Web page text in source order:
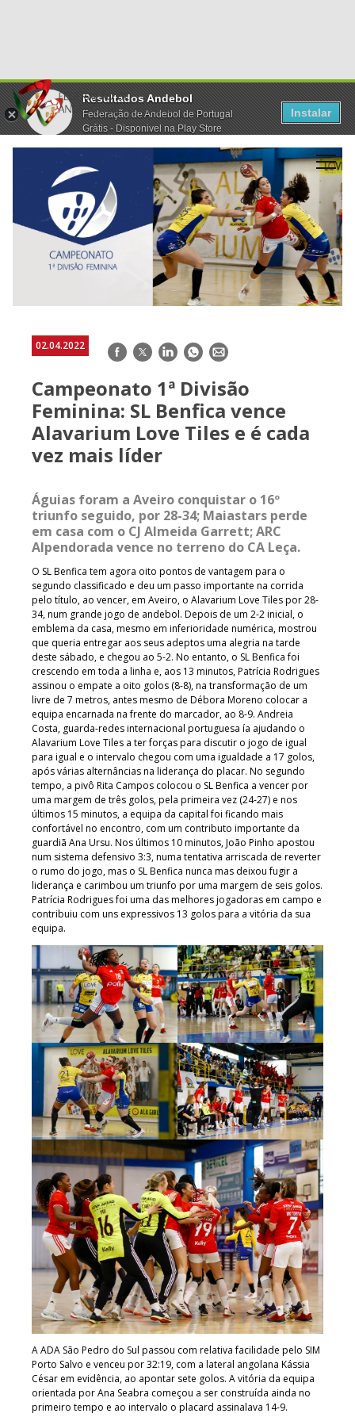
Resultados Andebol
Federação de Andebol de Portugal
Grátis - Disponivel na Play Store
Instalar
02.04.2022 Facebook
TwitterLinkedInWhatsApp
E-
Campeonato 1ª Divisão
Feminina: SL Benfica vence
Alavarium Love Tiles e é cada
vez mais líder
Águias foram a Aveiro conquistar o 16º
triunfo seguido, por 28-34; Maiastars perde
em casa com o CJ Almeida Garrett; ARC
Alpendorada vence no terreno do CA Leça.
O SL Benfica tem agora oito pontos de vantagem para o
segundo classificado e deu um passo importante na corrida
pelo título, ao vencer, em Aveiro, o Alavarium Love Tiles por 28-
34, num grande jogo de andebol. Depois de um 2-2 inicial, o
emblema da casa, mesmo em inferioridade numérica, mostrou
que queria entregar aos seus adeptos uma alegria na tarde
deste sábado, e chegou ao 5-2. No entanto, o SL Benfica foi
crescendo em toda a linha e, aos 13 minutos, Patrícia Rodrigues
assinou o empate a oito golos (8-8), na transformação de um
livre de 7 metros, antes mesmo de Débora Moreno colocar a
equipa encarnada na frente do marcador, ao 8-9. Andreia
Costa, guarda-redes internacional portuguesa ía ajudando o
Alavarium Love Tiles a ter forças para discutir o jogo de igual
para igual e o intervalo chegou com uma igualdade a 17 golos,
após várias alternâncias na liderança do placar. No segundo
tempo, a pivô Rita Campos colocou o SL Benfica a vencer por
uma margem de três golos, pela primeira vez (24-27) e nos
últimos 15 minutos, a equipa da capital foi ficando mais
confortável no encontro, com um contributo importante da
guardiã Ana Ursu. Nos últimos 10 minutos, João Pinho apostou
num sistema defensivo 3:3, numa tentativa arriscada de reverter
o rumo do jogo, mas o SL Benfica nunca mas deixou fugir a
liderança e carimbou um triunfo por uma margem de seis golos.
Patrícia Rodrigues foi uma das melhores jogadoras em campo e
contribuiu com uns expressivos 13 golos para a vitória da sua
equipa.
A ADA São Pedro do Sul passou com relativa facilidade pelo SIM
Porto Salvo e venceu por 32:19, com a lateral angolana Kássia
César em evidência, ao apontar sete golos. A vitória da equipa
orientada por Ana Seabra começou a ser construída ainda no
primeiro tempo e ao intervalo o placard assinalava 14-9.